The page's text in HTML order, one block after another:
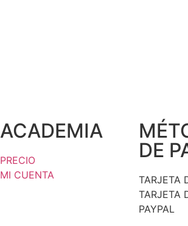
ACADEMIA
PRECIO
MI CUENTA
DE
TARJETA
TARJETA
PAYPAL